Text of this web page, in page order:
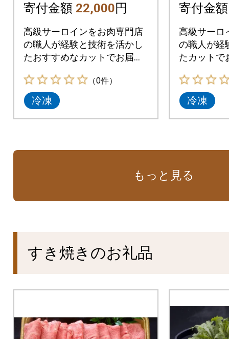
寄付金額 22,000円
高級サーロインをお肉専門店
の職人が経験と技術を活かし
たおすすめなカットでお届け
（0件）
冷凍
寄付金
高級サーロ
の職人が経
たカットで
冷凍
もっと見る
すき焼きのお礼品